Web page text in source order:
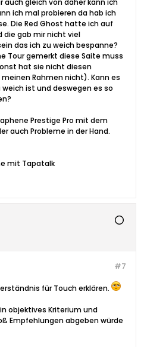
auch gleich von daher kann ich
ich mal probieren da hab ich
Die Red Ghost hatte ich auf
die gab mir nicht viel
das ich zu weich bespanne?
Tour gemerkt diese Saite muss
hat sie nicht diesen
Rahmen nicht). Kann es
ist und deswegen es so
Prestige Pro mit dem
auch Probleme in der Hand.
mit Tapatalk
#7
für Touch erklären.
objektives Kriterium und
Empfehlungen abgeben würde